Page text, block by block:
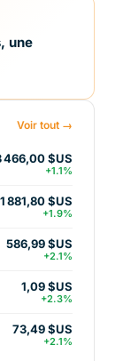
une
Voir tout →
466,00 $US
+1.1%
1 881,80 $US
+1.9%
586,99 $US
+2.1%
1,09 $US
+2.3%
73,49 $US
+2.1%